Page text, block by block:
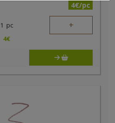
4€/pc
1 pc +
4€